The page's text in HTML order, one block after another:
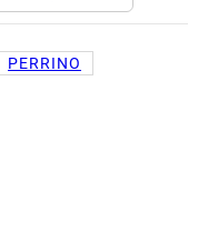
PERRINO